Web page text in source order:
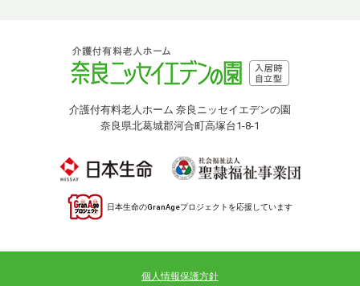
介護付有料老人ホーム 奈良ニッセイエデンの園
奈良県北葛城郡河合町高塚台1-8-1
日本生命のGranAgeプロジェクトを応援しています
個人情報保護方針